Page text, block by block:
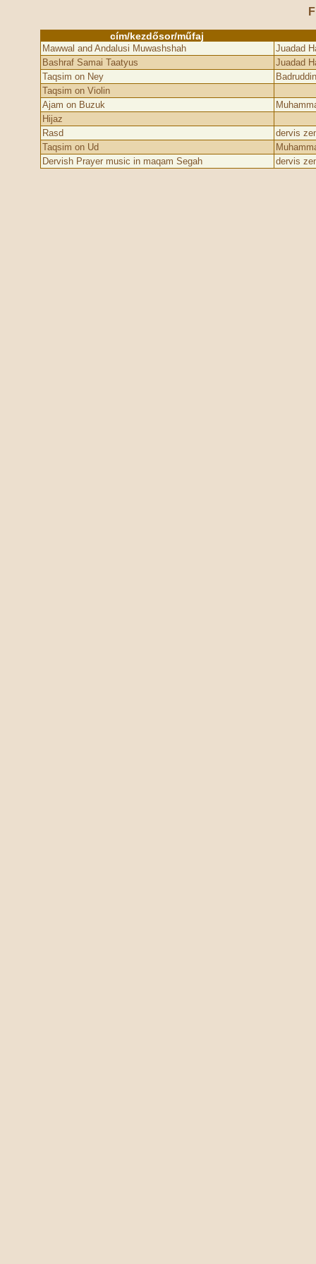
cím/kezdősor/műfaj
Mawwal and Andalusi Muwashshah
Juadad
Bashraf Sama­i Taatyus
Juadad
Taqsim on Ney
Taqsim on Violin
Ajam on Buzuk
Hijaz
Rasd
dervis
Taqsim on Ud
Dervish Prayer music in maqam Segah
dervis